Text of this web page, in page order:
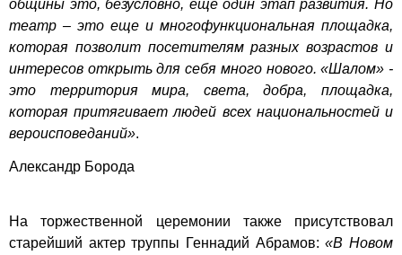
общины это, безусловно, еще один этап развития. Но
театр – это еще и многофункциональная площадка,
которая позволит посетителям разных возрастов и
интересов открыть для себя много нового. «Шалом» -
это территория мира, света, добра, площадка,
которая притягивает людей всех национальностей и
вероисповеданий».
Александр Борода
На торжественной церемонии также присутствовал
старейший актер труппы Геннадий Абрамов:«В Новом